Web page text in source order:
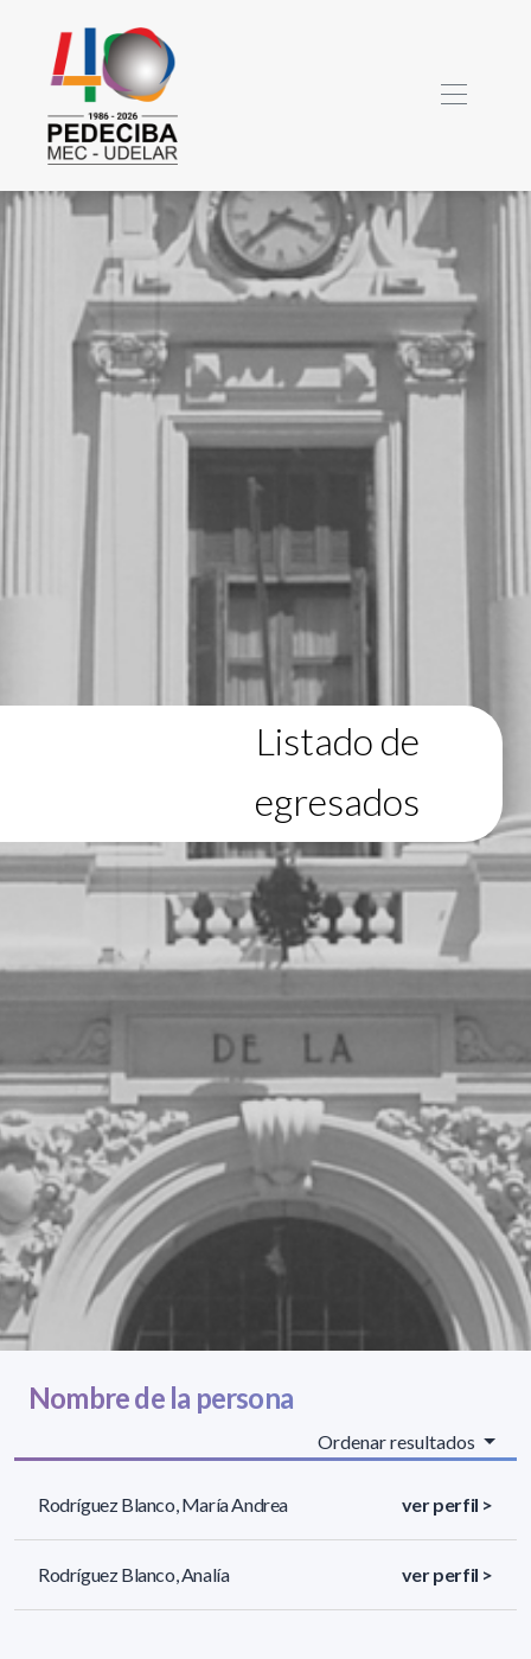
Listado de
egresados
Nombre de la persona
Ordenar resultados
Rodríguez Blanco, María Andrea ver perfil >
Rodríguez Blanco, Analía ver perfil >